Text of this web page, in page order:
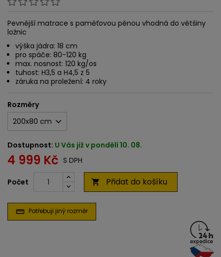
Pevnější matrace s paměťovou pěnou vhodná do většiny
ložnic
výška jádra: 18 cm
pro spáče: 80-120 kg
max. nosnost: 120 kg/os
tuhost: H3,5 a H4,5 z 5
záruka na proležení: 4 roky
Rozměry
Dostupnost: U Vás již v pondělí 10. 08.
4 999 Kč S DPH
Počet  Přidat do košíku
straighten Potřebuji jiný rozměr